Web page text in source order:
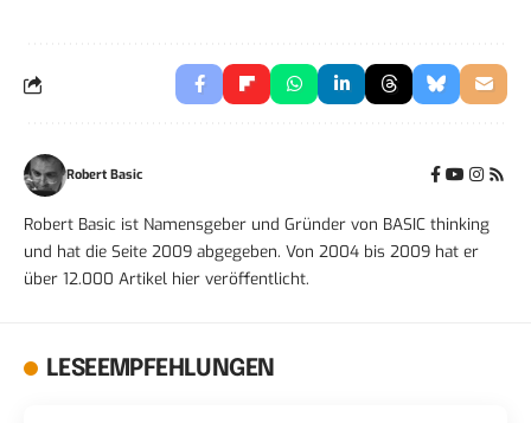
Robert Basic
Robert Basic ist Namensgeber und Gründer von BASIC thinking
und hat die Seite 2009 abgegeben. Von 2004 bis 2009 hat er
über 12.000 Artikel hier veröffentlicht.
LESEEMPFEHLUNGEN